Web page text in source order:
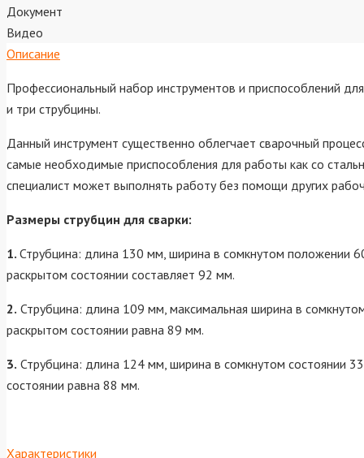
Документ
Видео
Описание
Профессиональный набор инструментов и приспособлений
и три струбцины.
Данный инструмент существенно облегчает сварочный
самые необходимые приспособления для работы как со
специалист может выполнять работу без помощи других
Размеры струбцин для сварки:
1. Струбцина: длина 130 мм, ширина в сомкнутом положении
раскрытом состоянии составляет 92 мм.
2. Струбцина: длина 109 мм, максимальная ширина в
раскрытом состоянии равна 89 мм.
3. Струбцина: длина 124 мм, ширина в сомкнутом состоянии
состоянии равна 88 мм.
Характеристики